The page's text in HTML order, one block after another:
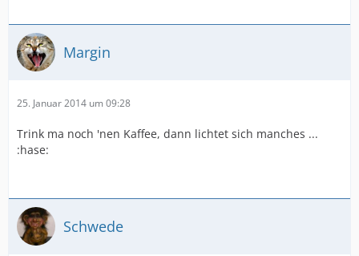
Margin
25. Januar 2014 um 09:28
Trink ma noch 'nen Kaffee, dann lichtet sich manches ...
:hase:
Schwede